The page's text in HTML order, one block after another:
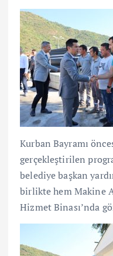
Kurban Bayramı
gerçekleştirilen
belediye başkan
birlikte hem Makine
Hizmet Binası’nda